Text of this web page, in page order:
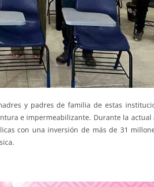
y padres de familia de estas
e impermeabilizante. Durante la
con una inversión de más de 31